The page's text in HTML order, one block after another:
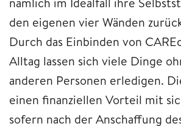
den eigenen vier Wänden
Durch das Einbinden von
Alltag lassen sich viele Dinge
anderen Personen erledigen.
einen finanziellen Vorteil mit
sofern nach der Anschaffung